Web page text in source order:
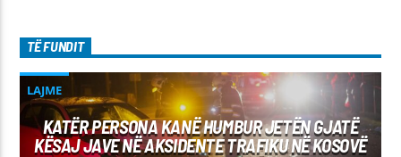
TË FUNDIT
LAJME
KATËR PERSONA KANË HUMBUR JETËN GJATË
KËSAJ JAVE NË AKSIDENTE TRAFIKU NË KOSOVË